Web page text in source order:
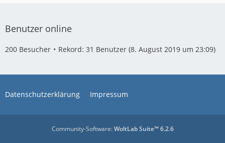
Benutzer online
200 Besucher Rekord: 31 Benutzer (8. August 2019 um 23:09)
Datenschutzerklärung Impressum
Community-Software:WoltLab Suite™ 6.2.6